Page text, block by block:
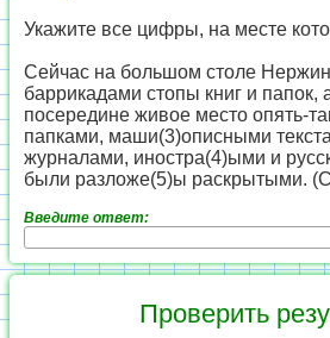
Укажите все цифры, на месте
Сейчас на большом столе
баррикадами стопы книг и папок,
посередине живое место опять-
папками, маши(3)описными
журналами, иностра(4)ыми и
были разложе(5)ы раскрытыми.
Введите ответ: